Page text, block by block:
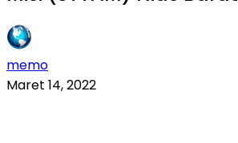
memo
Maret 14, 2022